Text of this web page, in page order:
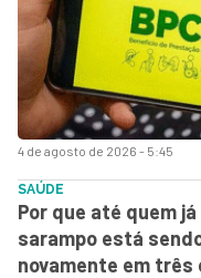
4 de agosto de 2026 - 5:45
SAÚDE
Por que até quem
sarampo está
novamente em três